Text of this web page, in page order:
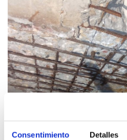
Consentimiento Detalles